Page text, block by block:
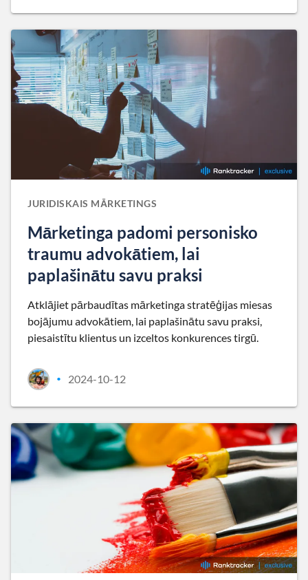
JURIDISKAIS MĀRKETINGS
Mārketinga padomi personisko
traumu advokātiem, lai
paplašinātu savu praksi
Atklājiet pārbaudītas mārketinga stratēģijas miesas
bojājumu advokātiem, lai paplašinātu savu praksi,
piesaistītu klientus un izceltos konkurences tirgū.
• 2024-10-12